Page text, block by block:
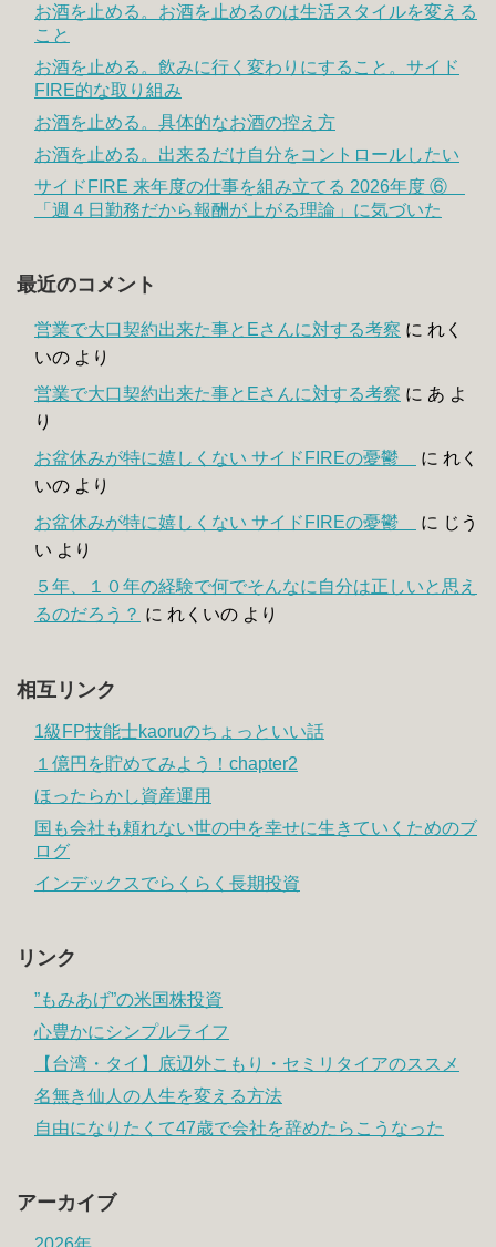
お酒を止める。お酒を止めるのは生活スタイルを変える
こと
お酒を止める。飲みに行く変わりにすること。サイド
FIRE的な取り組み
お酒を止める。具体的なお酒の控え方
お酒を止める。出来るだけ自分をコントロールしたい
サイドFIRE 来年度の仕事を組み立てる 2026年度 ⑥
「週４日勤務だから報酬が上がる理論」に気づいた
最近のコメント
営業で大口契約出来た事とEさんに対する考察 に れく
いの より
営業で大口契約出来た事とEさんに対する考察 に あ よ
り
お盆休みが特に嬉しくない サイドFIREの憂鬱
に れく
いの より
お盆休みが特に嬉しくない サイドFIREの憂鬱
に じう
い より
５年、１０年の経験で何でそんなに自分は正しいと思え
るのだろう？ に れくいの より
相互リンク
1級FP技能士kaoruのちょっといい話
１億円を貯めてみよう！chapter2
ほったらかし資産運用
国も会社も頼れない世の中を幸せに生きていくためのブ
ログ
インデックスでらくらく長期投資
リンク
”もみあげ”の米国株投資
心豊かにシンプルライフ
【台湾・タイ】底辺外こもり・セミリタイアのススメ
名無き仙人の人生を変える方法
自由になりたくて47歳で会社を辞めたらこうなった
アーカイブ